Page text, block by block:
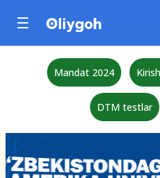
Mandat 2024
DTM testlar